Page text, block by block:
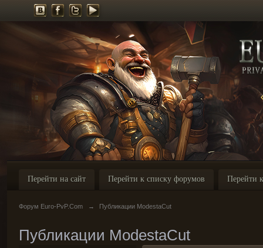
Перейти на сайт Перейти к списку форумов Перейти
Форум Euro-PvP.Com → Публикации ModestaCut
Публикации ModestaCut